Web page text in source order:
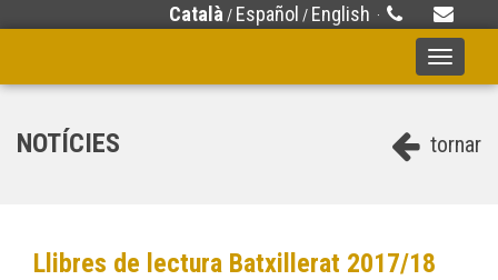
Català / Español / English ·
Toggle
tornar
NOTÍCIES
Llibres de lectura Batxillerat 2017/18